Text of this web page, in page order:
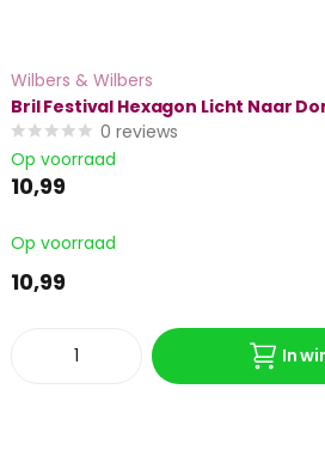
Wilbers & Wilbers
Bril Festival Hexagon Licht Naar
0 reviews
Op voorraad
10,99
Op voorraad
10,99
In